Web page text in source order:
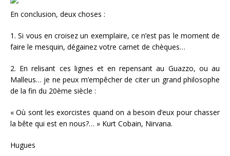
En conclusion, deux choses :
1. Si vous en croisez un exemplaire, ce n’est pas le moment de
faire le mesquin, dégainez votre carnet de chèques…
2. En relisant ces lignes et en repensant au Guazzo, ou au
Malleus… je ne peux m’empêcher de citer un grand philosophe
de la fin du 20ème siècle :
« Où sont les exorcistes quand on a besoin d’eux pour chasser
la bête qui est en nous?… » Kurt Cobain, Nirvana.
Hugues